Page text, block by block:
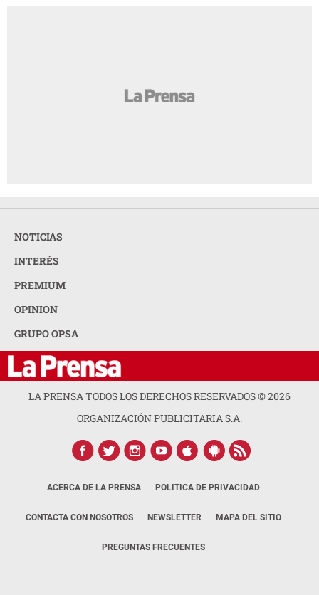
NOTICIAS
INTERÉS
PREMIUM
OPINION
GRUPO OPSA
LA PRENSA TODOS LOS DERECHOS RESERVADOS ©2026
ORGANIZACIÓN PUBLICITARIA S.A.
ACERCA DE LA PRENSA POLÍTICA DE PRIVACIDAD
CONTACTA CON NOSOTROS NEWSLETTER MAPA DEL SITIO
PREGUNTAS FRECUENTES